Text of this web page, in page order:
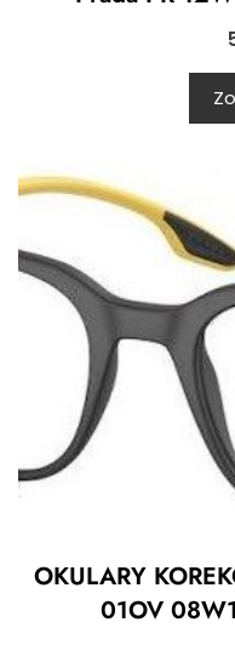
OKULARY
01OV